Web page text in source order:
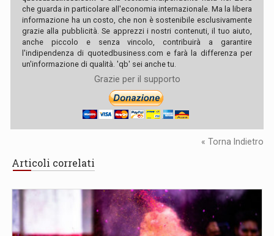
che guarda in particolare all'economia internazionale. Ma la libera
informazione ha un costo, che non è sostenibile esclusivamente
grazie alla pubblicità. Se apprezzi i nostri contenuti, il tuo aiuto,
anche piccolo e senza vincolo, contribuirà a garantire
l'indipendenza di quotedbusiness.com e farà la differenza per
un'informazione di qualità. 'qb' sei anche tu.
Grazie per il supporto
« Torna Indietro
Articoli correlati